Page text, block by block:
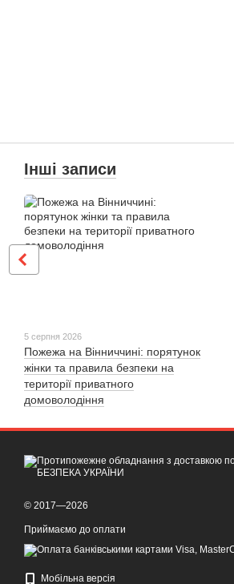
Інші записи
5 серпня 2026
Пожежа на Вінниччині: порятунок
жінки та правила безпеки на
території приватного
домоволодіння
© 2017—2026
Приймаємо до оплати
Мобільна версія